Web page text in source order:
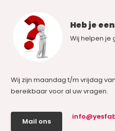
Heb je
Wij helpen je
Wij zijn maandag t/m vrijdag van
bereikbaar voor al uw vragen.
Mail ons